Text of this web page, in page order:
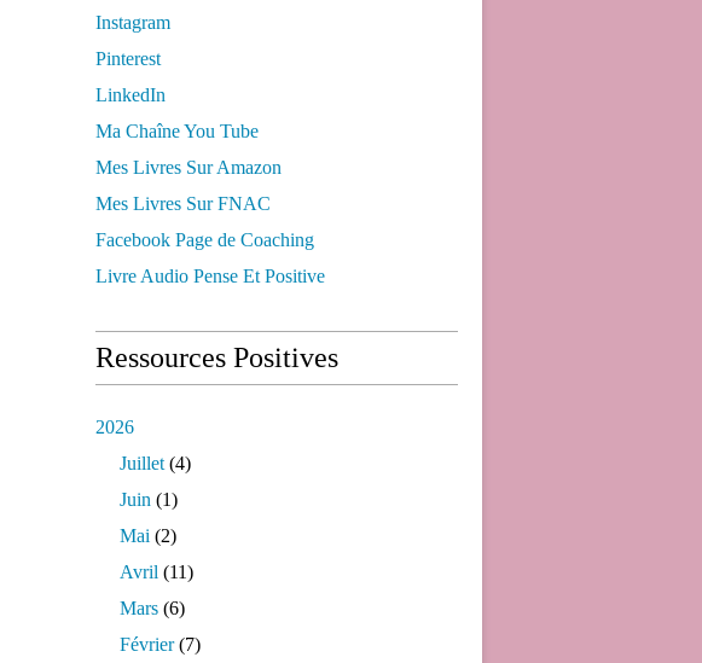
Instagram
Pinterest
LinkedIn
Ma Chaîne You Tube
Mes Livres Sur Amazon
Mes Livres Sur FNAC
Facebook Page de Coaching
Livre Audio Pense Et Positive
Ressources Positives
2026
Juillet (4)
Juin (1)
Mai (2)
Avril (11)
Mars (6)
Février(7)